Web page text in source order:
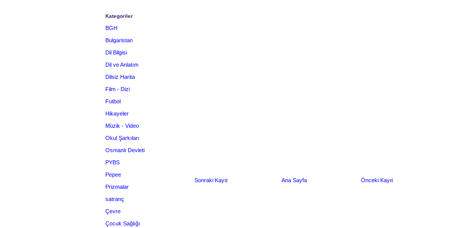
Sonraki Kayıt Önceki Kayıt
Ana Sayfa
Kategoriler
BGH
Bulgaristan
Dil Bilgisi
Dil ve Anlatım
Dilsiz Harita
Film - Dizi
Futbol
Hikayeler
Müzik - Video
Okul Şarkıları
Osmanlı Devleti
PYBS
Pepee
Prizmalar
satranç
Çevre
Çocuk Sağlığı